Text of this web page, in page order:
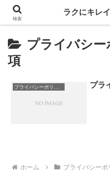
プライバシ
項
プラ
ホーム プライバシー
検索
ラクにキレ